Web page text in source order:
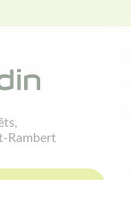
Rambert